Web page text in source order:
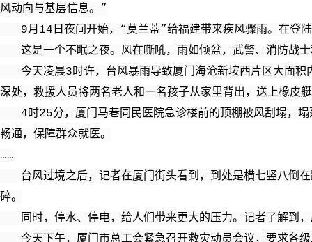
风动向与基层信息。”
9月14日夜间开始，“莫兰蒂”给福建带来疾风骤雨。在登
这是一个不眠之夜。风在嘶吼，雨如倾盆，武警、消防战士
今天凌晨3时许，台风暴雨导致厦门海沧新垵西片区大面积
深处，救援人员将两名老人和一名孩子从家里背出，送上橡皮
4时25分，厦门马巷同民医院急诊楼前的顶棚被风刮塌，塌
畅通，保障群众就医。
……
台风过境之后，记者在厦门街头看到，到处是横七竖八倒在
碎。
同时，停水、停电，给人们带来更大的压力。记者了解到，
今天下午，厦门市总工会紧急召开救灾动员会议，要求各级